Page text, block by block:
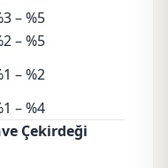
– %5
– %5
– %2
– %4
Çekirdeği